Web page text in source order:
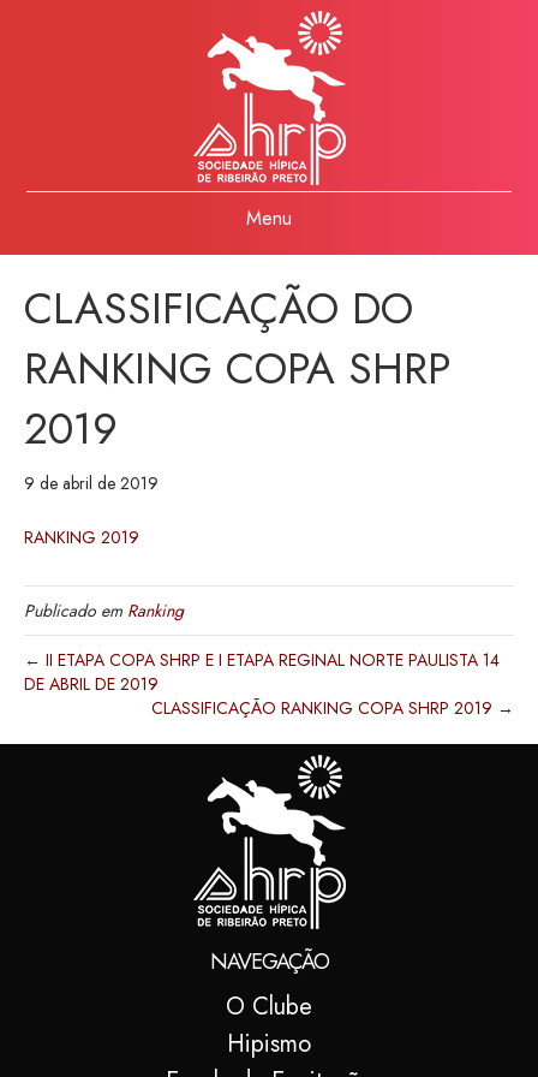
Menu
CLASSIFICAÇÃO DO
RANKING COPA SHRP
2019
9 de abril de 2019
RANKING 2019
Publicado em Ranking
← II ETAPA COPA SHRP E I ETAPA REGINAL NORTE PAULISTA 14
DE ABRIL DE 2019
CLASSIFICAÇÃO RANKING COPA SHRP 2019 →
NAVEGAÇÃO
O Clube
Hipismo